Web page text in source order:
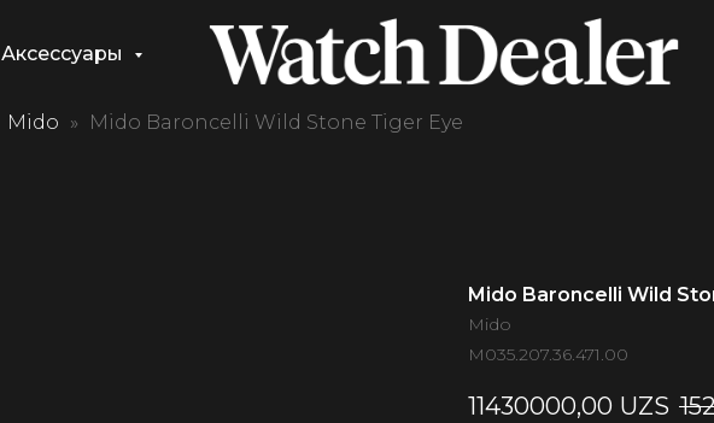
Аксессуары
Mido Mido Baroncelli Wild Stone Tiger Eye
Mido Baroncelli Wild
Mido
M035.207.36.471.00
11430000,00 UZS